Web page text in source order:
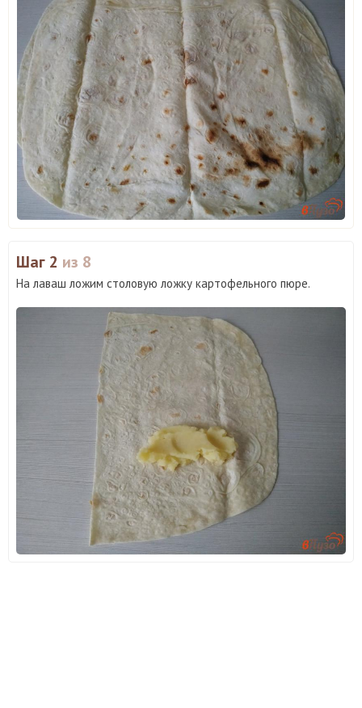
Шаг 2 из 8
На лаваш ложим столовую ложку картофельного пюре.